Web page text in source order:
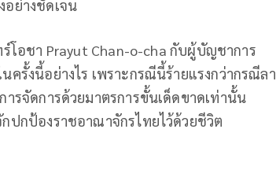
อย่างชัดเจน
โอชา Prayut Chan-o-cha กับผู้บัญชาการ
รั้งนี้อย่างไร เพราะกรณีนี้ร้ายแรงกว่ากรณีลา
ารจัดการด้วยมาตรการขั้นเด็ดขาดเท่านั้น
ปกป้องราชอาณาจักรไทยไว้ด้วยชีวิต